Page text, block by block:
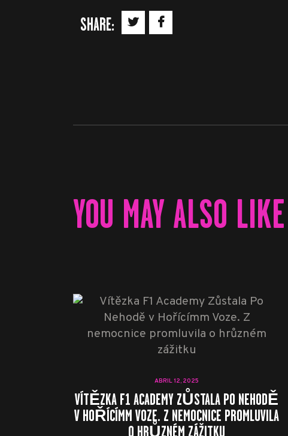
SHARE:
YOU MAY ALSO LIKE
ABRIL 12, 2025
VÍTĚZKA F1 ACADEMY ZŮSTALA PO NEHODĚ
V HOŘÍCÍMM VOZE. Z NEMOCNICE PROMLUVILA
O HRŮZNÉM ZÁŽITKU